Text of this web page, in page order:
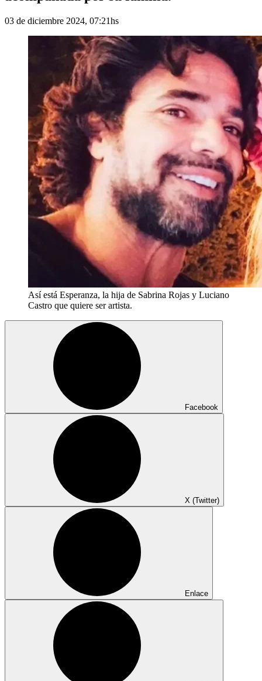
03 de diciembre 2024, 07:21hs
Así está Esperanza, la hija de Sabrina Rojas y Luciano
Castro que quiere ser artista.
Facebook
X (Twitter)
Enlace